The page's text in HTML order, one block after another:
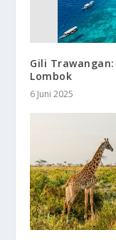
Gili
Lombok
6 Juni 2025